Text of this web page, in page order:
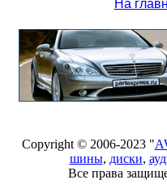
На
Copyright © 2006-2023 "
шины, диски,
Все права